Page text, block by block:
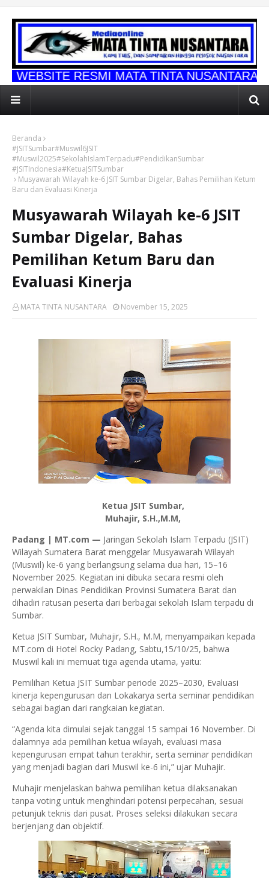
MATA TINTA NUSANTARA
Beranda
#JSITSumbar#Muswil6JSIT
#Muswil2025#SekolahIslamTerpadu#PendidikanSumbar
#JSITIndonesia#KetuaJSITSumbar
Musyawarah Wilayah ke-6 JSIT Sumbar Digelar, Bahas Pemilihan Ketum
Baru dan Evaluasi Kinerja
Musyawarah Wilayah ke-6 JSIT
Sumbar Digelar, Bahas
Pemilihan Ketum Baru dan
Evaluasi Kinerja
MATA TINTA NUSANTARA November 15, 2025
Ketua JSIT Sumbar,
Muhajir, S.H.,M.M,
Padang | MT.com — Jaringan Sekolah Islam Terpadu (JSIT)
Wilayah Sumatera Barat menggelar Musyawarah Wilayah
(Muswil) ke-6 yang berlangsung selama dua hari, 15–16
November 2025. Kegiatan ini dibuka secara resmi oleh
perwakilan Dinas Pendidikan Provinsi Sumatera Barat dan
dihadiri ratusan peserta dari berbagai sekolah Islam terpadu di
Sumbar.
Ketua JSIT Sumbar, Muhajir, S.H., M.M, menyampaikan kepada
MT.com di Hotel Rocky Padang, Sabtu,15/10/25, bahwa
Muswil kali ini memuat tiga agenda utama, yaitu:
Pemilihan Ketua JSIT Sumbar periode 2025–2030, Evaluasi
kinerja kepengurusan dan Lokakarya serta seminar pendidikan
sebagai bagian dari rangkaian kegiatan.
“Agenda kita dimulai sejak tanggal 15 sampai 16 November. Di
dalamnya ada pemilihan ketua wilayah, evaluasi masa
kepengurusan empat tahun terakhir, serta seminar pendidikan
yang menjadi bagian dari Muswil ke-6 ini,” ujar Muhajir.
Muhajir menjelaskan bahwa pemilihan ketua dilaksanakan
tanpa voting untuk menghindari potensi perpecahan, sesuai
petunjuk teknis dari pusat. Proses seleksi dilakukan secara
berjenjang dan objektif.